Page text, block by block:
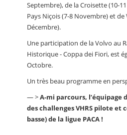
Septembre), de la Croisette (10-
Pays Niçois (7-8 Novembre) et de
Décembre).
Une participation de la Volvo au
Historique - Coppa dei Fiori, est
Octobre.
Un très beau programme en
— >A-mi parcours, l’équipage
des challenges VHRS pilote et
basse) de la ligue PACA !